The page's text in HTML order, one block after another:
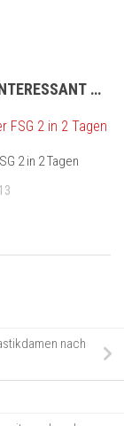
…
2 in 2 Tagen
nach